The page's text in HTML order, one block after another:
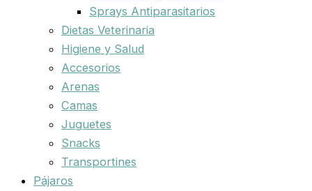
Sprays Antiparasitarios
Dietas Veterinaria
Higiene y Salud
Accesorios
Arenas
Camas
Juguetes
Snacks
Transportines
Pájaros